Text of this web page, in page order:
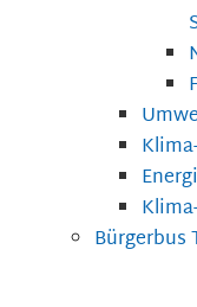
Bürgerbus